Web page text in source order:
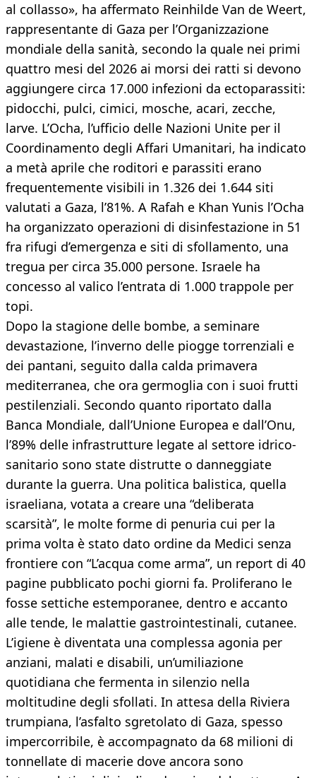
al collasso», ha affermato Reinhilde Van de Weert,
rappresentante di Gaza per l’Organizzazione
mondiale della sanità, secondo la quale nei primi
quattro mesi del 2026 ai morsi dei ratti si devono
aggiungere circa 17.000 infezioni da ectoparassiti:
pidocchi, pulci, cimici, mosche, acari, zecche,
larve. L’Ocha, l’ufficio delle Nazioni Unite per il
Coordinamento degli Affari Umanitari, ha indicato
a metà aprile che roditori e parassiti erano
frequentemente visibili in 1.326 dei 1.644 siti
valutati a Gaza, l’81%. A Rafah e Khan Yunis l’Ocha
ha organizzato operazioni di disinfestazione in 51
fra rifugi d’emergenza e siti di sfollamento, una
tregua per circa 35.000 persone. Israele ha
concesso al valico l’entrata di 1.000 trappole per
topi.
Dopo la stagione delle bombe, a seminare
devastazione, l’inverno delle piogge torrenziali e
dei pantani, seguito dalla calda primavera
mediterranea, che ora germoglia con i suoi frutti
pestilenziali. Secondo quanto riportato dalla
Banca Mondiale, dall’Unione Europea e dall’Onu,
l’89% delle infrastrutture legate al settore idrico-
sanitario sono state distrutte o danneggiate
durante la guerra. Una politica balistica, quella
israeliana, votata a creare una “deliberata
scarsità”, le molte forme di penuria cui per la
prima volta è stato dato ordine da Medici senza
frontiere con “L’acqua come arma”, un report di 40
pagine pubblicato pochi giorni fa. Proliferano le
fosse settiche estemporanee, dentro e accanto
alle tende, le malattie gastrointestinali, cutanee.
L’igiene è diventata una complessa agonia per
anziani, malati e disabili, un’umiliazione
quotidiana che fermenta in silenzio nella
moltitudine degli sfollati. In attesa della Riviera
trumpiana, l’asfalto sgretolato di Gaza, spesso
impercorribile, è accompagnato da 68 milioni di
tonnellate di macerie dove ancora sono